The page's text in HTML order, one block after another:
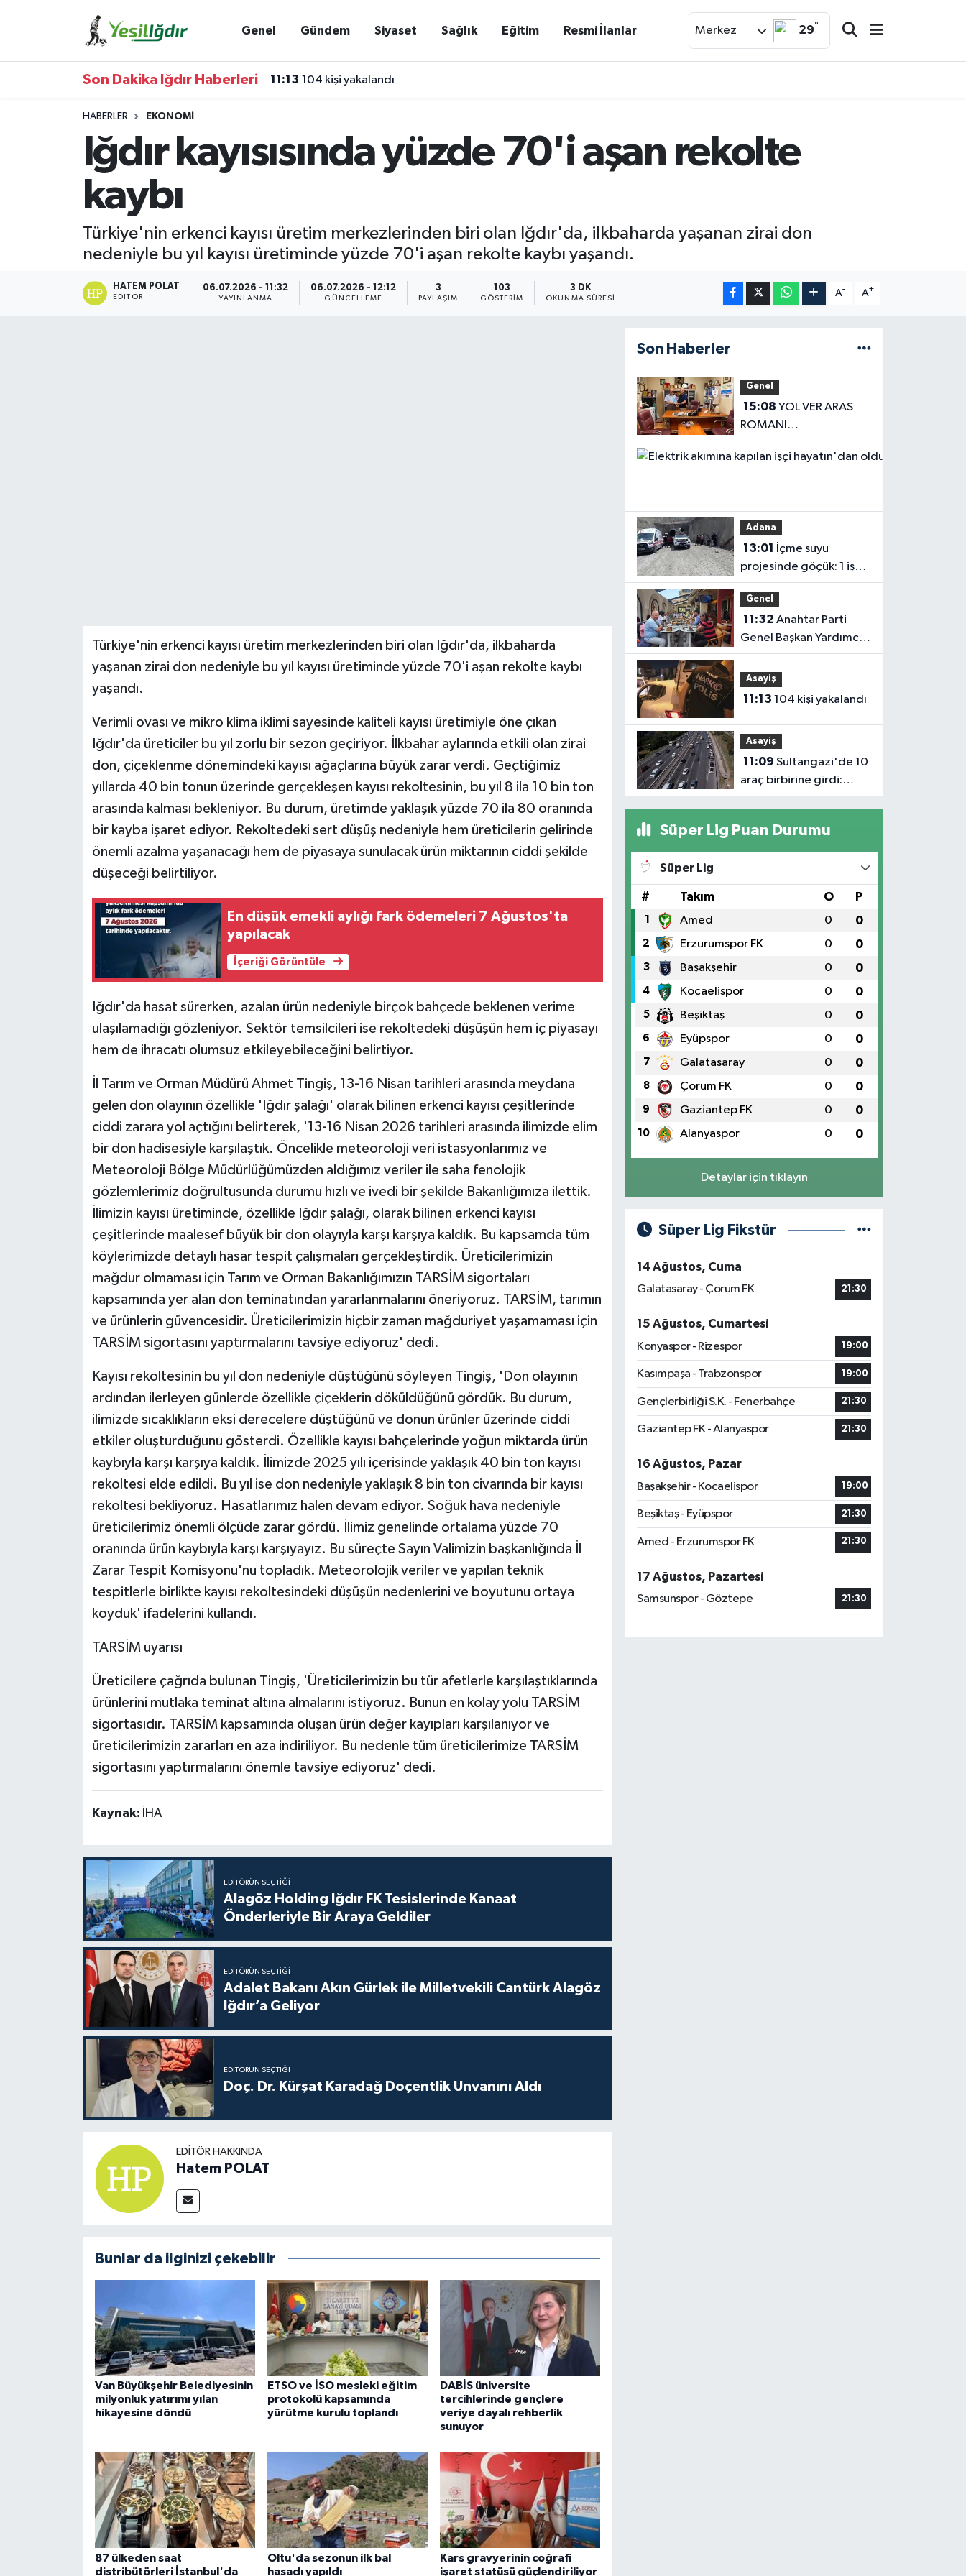
Genel Gündem Siyaset Sağlık Eğitim Resmi İlanlar Merkez 29°
Son Dakika Iğdır Haberleri 11:13 104 kişi yakalandı
HABERLER EKONOMI
Iğdır kayısısında yüzde 70'i aşan rekolte
kaybı
Türkiye'nin erkenci kayısı üretim merkezlerinden biri olan Iğdır'da, ilkbaharda yaşanan zirai don
nedeniyle bu yıl kayısı üretiminde yüzde 70'i aşan rekolte kaybı yaşandı.
HATEM POLAT
EDITÖR
06.07.2026 - 11:32
YAYINLANMA
06.07.2026 - 12:12
GÜNCELLEME
3
PAYLAŞIM
103
GÖSTERIM
3 DK
OKUNMA SÜRESI
A- A+
Türkiye'nin erkenci kayısı üretim merkezlerinden biri olan Iğdır'da, ilkbaharda
yaşanan zirai don nedeniyle bu yıl kayısı üretiminde yüzde 70'i aşan rekolte kaybı
yaşandı.
Verimli ovası ve mikro klima iklimi sayesinde kaliteli kayısı üretimiyle öne çıkan
Iğdır'da üreticiler bu yıl zorlu bir sezon geçiriyor. İlkbahar aylarında etkili olan zirai
don, çiçeklenme dönemindeki kayısı ağaçlarına büyük zarar verdi. Geçtiğimiz
yıllarda 40 bin tonun üzerinde gerçekleşen kayısı rekoltesinin, bu yıl 8 ila 10 bin ton
arasında kalması bekleniyor. Bu durum, üretimde yaklaşık yüzde 70 ila 80 oranında
bir kayba işaret ediyor. Rekoltedeki sert düşüş nedeniyle hem üreticilerin gelirinde
önemli azalma yaşanacağı hem de piyasaya sunulacak ürün miktarının ciddi şekilde
düşeceği belirtiliyor.
En düşük emekli aylığı fark ödemeleri 7 Ağustos'ta
yapılacak
İçeriği Görüntüle
Iğdır'da hasat sürerken, azalan ürün nedeniyle birçok bahçede beklenen verime
ulaşılamadığı gözleniyor. Sektör temsilcileri ise rekoltedeki düşüşün hem iç piyasayı
hem de ihracatı olumsuz etkileyebileceğini belirtiyor.
İl Tarım ve Orman Müdürü Ahmet Tingiş, 13-16 Nisan tarihleri arasında meydana
gelen don olayının özellikle 'Iğdır şalağı' olarak bilinen erkenci kayısı çeşitlerinde
ciddi zarara yol açtığını belirterek, '13-16 Nisan 2026 tarihleri arasında ilimizde elim
bir don hadisesiyle karşılaştık. Öncelikle meteoroloji veri istasyonlarımız ve
Meteoroloji Bölge Müdürlüğümüzden aldığımız veriler ile saha fenolojik
gözlemlerimiz doğrultusunda durumu hızlı ve ivedi bir şekilde Bakanlığımıza ilettik.
İlimizin kayısı üretiminde, özellikle Iğdır şalağı, olarak bilinen erkenci kayısı
çeşitlerinde maalesef büyük bir don olayıyla karşı karşıya kaldık. Bu kapsamda tüm
köylerimizde detaylı hasar tespit çalışmaları gerçekleştirdik. Üreticilerimizin
mağdur olmaması için Tarım ve Orman Bakanlığımızın TARSİM sigortaları
kapsamında yer alan don teminatından yararlanmalarını öneriyoruz. TARSİM, tarımın
ve ürünlerin güvencesidir. Üreticilerimizin hiçbir zaman mağduriyet yaşamaması için
TARSİM sigortasını yaptırmalarını tavsiye ediyoruz' dedi.
Kayısı rekoltesinin bu yıl don nedeniyle düştüğünü söyleyen Tingiş, 'Don olayının
ardından ilerleyen günlerde özellikle çiçeklerin döküldüğünü gördük. Bu durum,
ilimizde sıcaklıkların eksi derecelere düştüğünü ve donun ürünler üzerinde ciddi
etkiler oluşturduğunu gösterdi. Özellikle kayısı bahçelerinde yoğun miktarda ürün
kaybıyla karşı karşıya kaldık. İlimizde 2025 yılı içerisinde yaklaşık 40 bin ton kayısı
rekoltesi elde edildi. Bu yıl ise don nedeniyle yaklaşık 8 bin ton civarında bir kayısı
rekoltesi bekliyoruz. Hasatlarımız halen devam ediyor. Soğuk hava nedeniyle
üreticilerimiz önemli ölçüde zarar gördü. İlimiz genelinde ortalama yüzde 70
oranında ürün kaybıyla karşı karşıyayız. Bu süreçte Sayın Valimizin başkanlığında İl
Zarar Tespit Komisyonu'nu topladık. Meteorolojik veriler ve yapılan teknik
tespitlerle birlikte kayısı rekoltesindeki düşüşün nedenlerini ve boyutunu ortaya
koyduk' ifadelerini kullandı.
TARSİM uyarısı
Üreticilere çağrıda bulunan Tingiş, 'Üreticilerimizin bu tür afetlerle karşılaştıklarında
ürünlerini mutlaka teminat altına almalarını istiyoruz. Bunun en kolay yolu TARSİM
sigortasıdır. TARSİM kapsamında oluşan ürün değer kayıpları karşılanıyor ve
üreticilerimizin zararları en aza indiriliyor. Bu nedenle tüm üreticilerimize TARSİM
sigortasını yaptırmalarını önemle tavsiye ediyoruz' dedi.
Kaynak: İHA
EDITÖRÜN SEÇTIĞI
Alagöz Holding Iğdır FK Tesislerinde Kanaat
Önderleriyle Bir Araya Geldiler
EDITÖRÜN SEÇTIĞI
Adalet Bakanı Akın Gürlek ile Milletvekili Cantürk Alagöz
Iğdır’a Geliyor
EDITÖRÜN SEÇTIĞI
Doç. Dr. Kürşat Karadağ Doçentlik Unvanını Aldı
EDITÖR HAKKINDA
Hatem POLAT
Bunlar da ilginizi çekebilir
Van Büyükşehir Belediyesinin
milyonluk yatırımı yılan
hikayesine döndü
ETSO ve İSO mesleki eğitim
protokolü kapsamında
yürütme kurulu toplandı
DABİS üniversite
tercihlerinde gençlere
veriye dayalı rehberlik
sunuyor
87 ülkeden saat
distribütörleri İstanbul'da
Oltu'da sezonun ilk bal
hasadı yapıldı
Kars gravyerinin coğrafi
işaret statüsü güçlendiriliyor
Son Haberler
Genel
15:08
ROMANI
OKUYUCUSUYLA
BULUŞTU
Adana
13:01
projesinde göçük: 1 işçi
hayatını kaybetti, 1'i
ağır yaralı
Genel
11:32
Genel Başkan Yardımcısı
Demiröz, Iğdır’da Basın
Mensuplarıyla Buluştu
Asayiş
11:13 104 kişi yakalandı
Asayiş
11:09
araç birbirine girdi:
Trafik yoğunluğu
Süper Lig Puan Durumu
Süper Lig
# Takım O P
1 Amed 0 0
2 Erzurumspor FK 0 0
3 Başakşehir 0 0
4 Kocaelispor 0 0
5 Beşiktaş 0 0
6 Eyüpspor 0 0
7 Galatasaray 0 0
8 Çorum FK 0 0
9 Gaziantep FK 0 0
10 Alanyaspor 0 0
Detaylar için tıklayın
Süper Lig Fikstür
14 Ağustos, Cuma
Galatasaray - Çorum FK
21:30
15 Ağustos, Cumartesi
Konyaspor - Rizespor
19:00
Kasımpaşa - Trabzonspor 19:00
Gençlerbirliği S.K. - Fenerbahçe 21:30
Gaziantep FK - Alanyaspor 21:30
16 Ağustos, Pazar
Başakşehir - Kocaelispor
19:00
Beşiktaş - Eyüpspor 21:30
Amed - Erzurumspor FK 21:30
17 Ağustos, Pazartesi
Samsunspor - Göztepe
21:30
Iğdır Trafik Yoğunluk Haritası
Süper Lig Puan Durumu ve Fikstür
Tüm Manşetler